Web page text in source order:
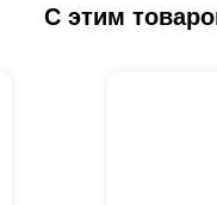
С этим